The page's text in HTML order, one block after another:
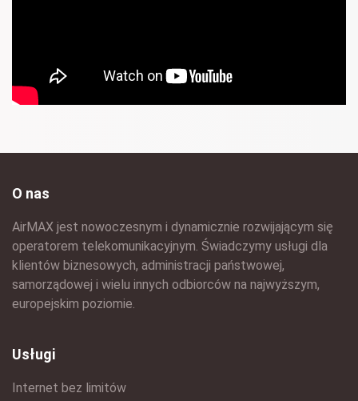
O nas
AirMAX jest nowoczesnym i dynamicznie rozwijającym się
operatorem telekomunikacyjnym. Świadczymy usługi dla
klientów biznesowych, administracji państwowej,
samorządowej i wielu innych odbiorców na najwyższym,
europejskim poziomie.
Usługi
Internet bez limitów